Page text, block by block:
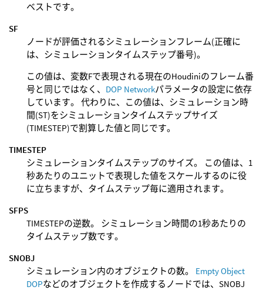
ベストです。
SF
ノードが評価されるシミュレーションフレーム(正確に
は、シミュレーションタイムステップ番号)。
この値は、変数Fで表現される現在のHoudiniのフレーム番
号と同じではなく、 DOP Networkパラメータの設定に依存
しています。 代わりに、この値は、シミュレーション時
間(ST)をシミュレーションタイムステップサイズ
(TIMESTEP)で割算した値と同じです。
TIMESTEP
シミュレーションタイムステップのサイズ。 この値は、1
秒あたりのユニットで表現した値をスケールするのに役
に立ちますが、タイムステップ毎に適用されます。
SFPS
TIMESTEPの逆数。 シミュレーション時間の1秒あたりの
タイムステップ数です。
SNOBJ
シミュレーション内のオブジェクトの数。 Empty Object
DOPなどのオブジェクトを作成するノードでは、SNOBJ